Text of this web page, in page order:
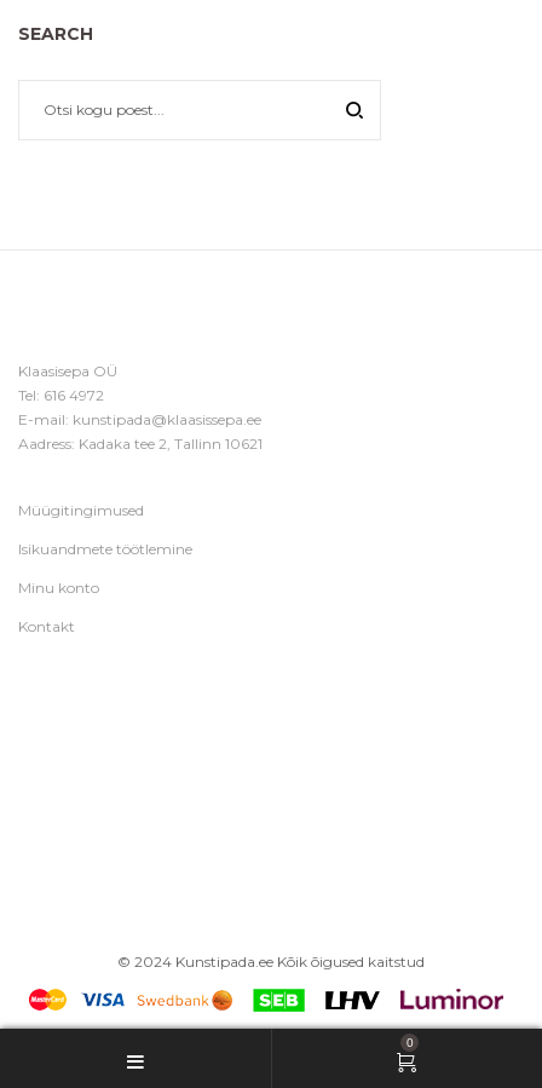
SEARCH
Klaasisepa OÜ
Tel: 616 4972
E-mail: kunstipada@klaasissepa.ee
Aadress: Kadaka tee 2, Tallinn 10621
Müügitingimused
Isikuandmete töötlemine
Minu konto
Kontakt
© 2024 Kunstipada.ee Kõik õigused kaitstud
0